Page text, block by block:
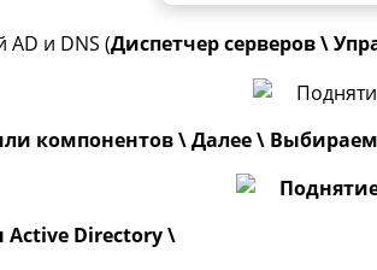
AD и DNS (Диспетчер серверов \
компонентов \ Далее \
Directory \